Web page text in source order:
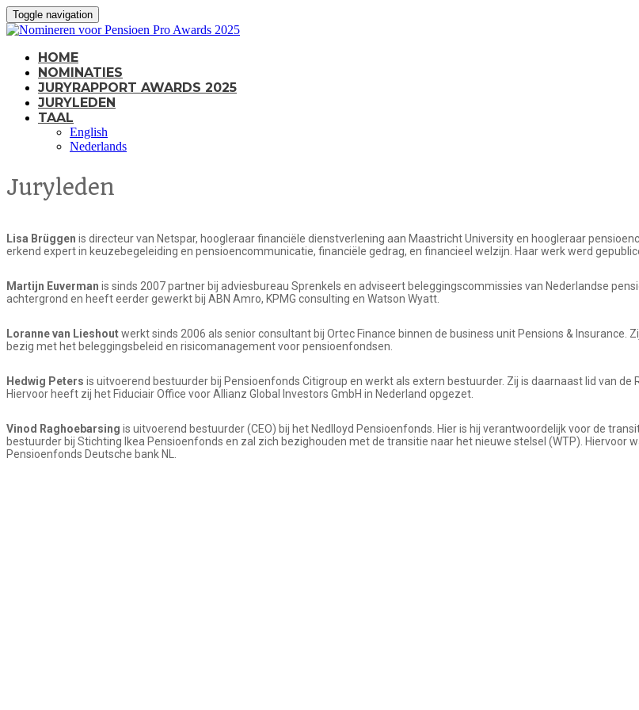
Toggle navigation
HOME
NOMINATIES
JURYRAPPORT AWARDS 2025
JURYLEDEN
TAAL
English
Nederlands
Juryleden
Lisa Brüggen is directeur van Netspar, hoogleraar financiële dienstverlening aan Maastricht University en hoogleraar
erkend expert in keuzebegeleiding en pensioencommunicatie, financiële gedrag, en financieel welzijn. Haar werk werd
Martijn Euverman is sinds 2007 partner bij adviesbureau Sprenkels en adviseert beleggingscommissies van Nederlandse
achtergrond en heeft eerder gewerkt bij ABN Amro, KPMG consulting en Watson Wyatt.
Loranne van Lieshoutwerkt sinds 2006 als senior consultant bij Ortec Finance binnen de business unit Pensions &
bezig met het beleggingsbeleid en risicomanagement voor pensioenfondsen.
Hedwig Peters is uitvoerend bestuurder bij Pensioenfonds Citigroup en werkt als extern bestuurder. Zij is daarnaast lid van de
Hiervoor heeft zij het Fiduciair Office voor Allianz Global Investors GmbH in Nederland opgezet.
Vinod Raghoebarsing is uitvoerend bestuurder (CEO) bij het Nedlloyd Pensioenfonds. Hier is hij verantwoordelijk voor de
bestuurder bij Stichting Ikea Pensioenfonds en zal zich bezighouden met de transitie naar het nieuwe stelsel (WTP).
Pensioenfonds Deutsche bank NL.